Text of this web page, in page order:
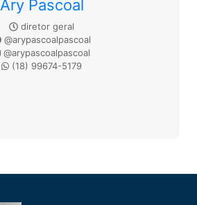
Ary Pascoal
diretor geral
@arypascoalpascoal
@arypascoalpascoal
(18) 99674-5179